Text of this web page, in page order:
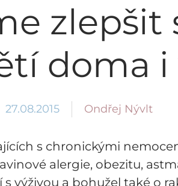
zlepšit
doma i
27.08.2015 Ondřej Nývlt
s chronickými
alergie, obezitu,
výživou a bohužel také o